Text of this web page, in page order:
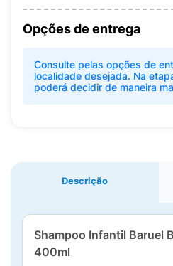
Opções de entrega
Consulte pelas opções de
localidade desejada. Na
poderá decidir de maneira
Descrição
Shampoo Infantil Baruel
400ml